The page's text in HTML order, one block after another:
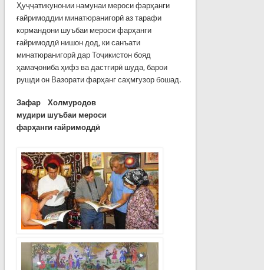
Ҳуҷҷатикунонии намунаи мероси фарҳанги
ғайримоддии минатюранигорӣ аз тарафи
кормандони шуъбаи мероси фарҳанги
ғайримоддӣ нишон дод, ки санъати
минатюранигорӣ дар Тоҷикистон бояд
ҳамаҷониба ҳифз ва дастгирӣ шуда, барои
рушди он Вазорати фарҳанг саҳмгузор бошад.
Зафар Холмуродов
мудири шуъбаи мероси
фарҳанги ғайримоддӣ